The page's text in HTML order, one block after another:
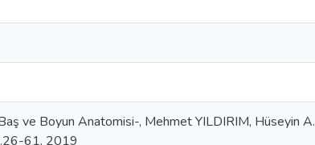
ve Boyun Anatomisi-, Mehmet YILDIRIM, Hüseyin A.
61, 2019